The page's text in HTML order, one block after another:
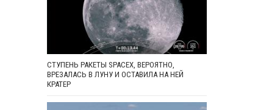
СТУПЕНЬ РАКЕТЫ SPACEX, ВЕРОЯТНО,
ВРЕЗАЛАСЬ В ЛУНУ И ОСТАВИЛА НА НЕЙ
КРАТЕР